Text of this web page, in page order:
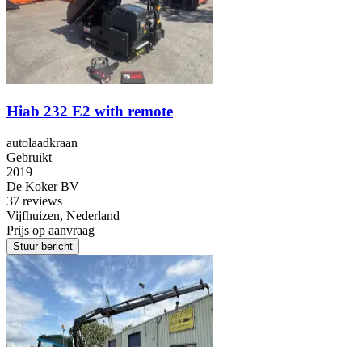
Hiab 232 E2 with remote
autolaadkraan
Gebruikt
2019
De Koker BV
37 reviews
Vijfhuizen, Nederland
Prijs op aanvraag
Stuur bericht